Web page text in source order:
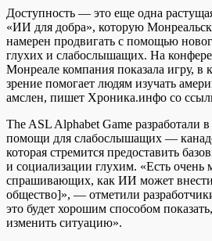
Доступность — это еще одна
«ИИ для добра», которую
намерен продвигать с помощью
глухих и слабослышащих. На
Монреале компания показала игру, в
зрение помогает людям изучать
амслен, пишет Хроника.инфо со
The ASL Alphabet Game разработали
помощи для слабослышащих —
которая стремится предоставить
и социализации глухим. «Есть очень
спрашивающих, как ИИ может
общество]», — отметили
это будет хорошим способом
изменить ситуацию».